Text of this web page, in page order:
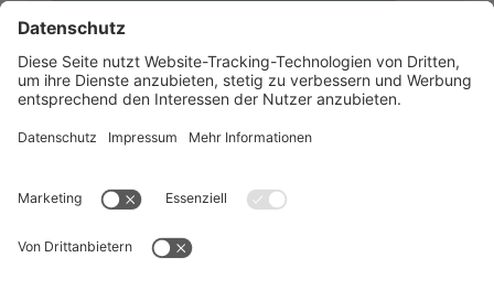
Landnutzungsänderung,
Klimawandel oder
Umweltverschmutzung
bedroht ist. Im Artenschutz
geht es deshalb vor allem um